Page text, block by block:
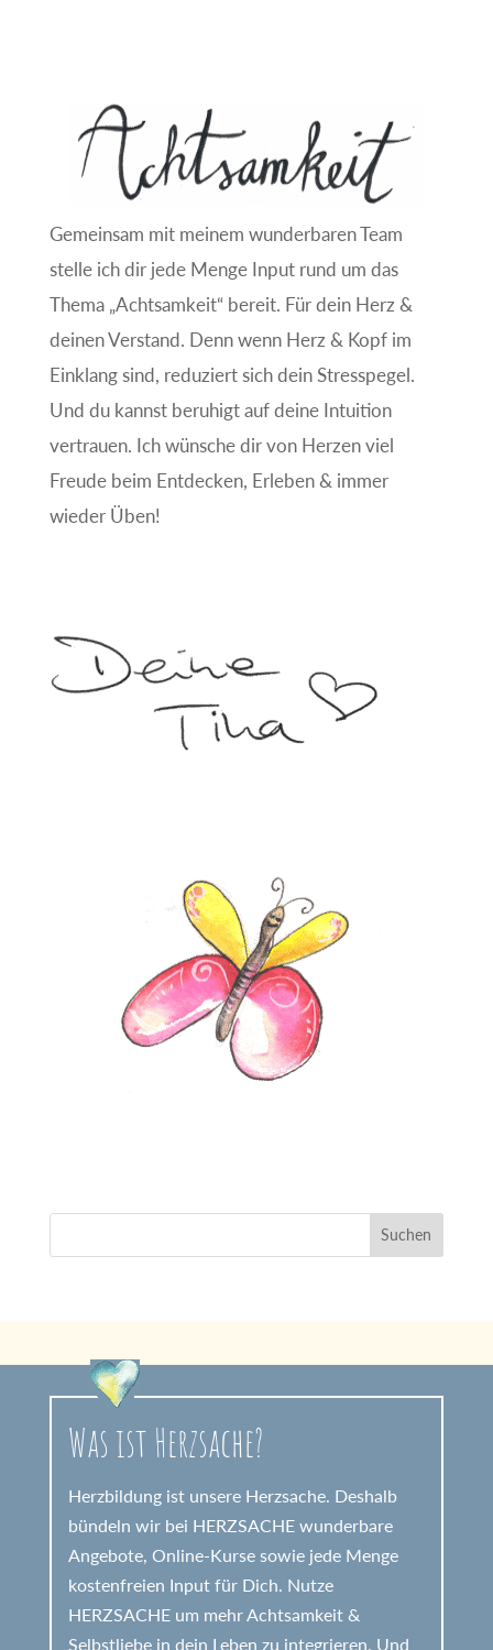
Gemeinsam mit meinem wunderbaren Team
stelle ich dir jede Menge Input rund um das
Thema „Achtsamkeit“ bereit. Für dein Herz &
deinen Verstand. Denn wenn Herz & Kopf im
Einklang sind, reduziert sich dein Stresspegel.
Und du kannst beruhigt auf deine Intuition
vertrauen. Ich wünsche dir von Herzen viel
Freude beim Entdecken, Erleben & immer
wieder Üben!
Was ist Herzsache?
Herzbildung ist unsere Herzsache. Deshalb
bündeln wir bei HERZSACHE wunderbare
Angebote, Online-Kurse sowie jede Menge
kostenfreien Input für Dich. Nutze
HERZSACHE um mehr Achtsamkeit &
Selbstliebe in dein Leben zu integrieren. Und